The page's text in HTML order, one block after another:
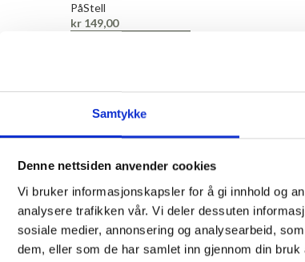
Samtykke
Denne nettsiden anvender cookies
Vi bruker informasjonskapsler for å gi innhold og
analysere trafikken vår. Vi deler dessuten
sosiale medier, annonsering og analysearbeid,
dem, eller som de har samlet inn gjennom din bruk
PåStell
kr149,00